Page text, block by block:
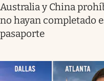
Australia y China
no hayan completado
pasaporte